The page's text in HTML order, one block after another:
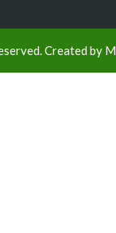
Created by